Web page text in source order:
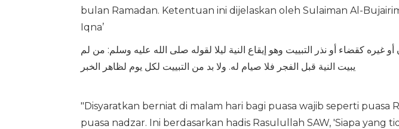
bulan Ramadan. Ketentuan ini dijelaskan oleh Sulaiman Al-
Iqna’
كقضاء أو نذر التبييت وهو إيقاع النية ليلا لقوله صلى الله عليه وسلم: من لم
يبيت النية قبل الفجر فلا صيام له. ولا بد من التبييت لكل يوم لظاهر الخبر
"Disyaratkan berniat di malam hari bagi puasa wajib seperti puasa
puasa nadzar. Ini berdasarkan hadis Rasulullah SAW, 'Siapa yang